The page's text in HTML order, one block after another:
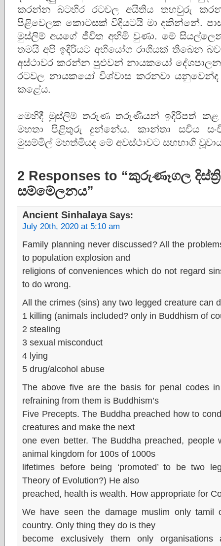
කරන්න බටහිර රටවල අයිතිය තහවුරු
පිළිවෙලක කොටසක් විදියටයි මා දකින්නේ.
මුස්ලිම් අයගේ ජීවිත අහිමි වුණා. මේ
තමයි අපි ඉදිරියට අභියෝග රාශියක් තිබෙන
අස්ථාවර කරන්න පුළුවන් නායකයෝ
රටවල නායකයෝ විශ්වාස කරනවා යනුවෙන්ද
කළේය.
මෙහිදී මුස්ලිම් තරුණ තරුණියන් ඉදිරිපත් කළ
මහතා පිළිතුරු දුන්නේය. කාන්තා සවිය
මුසම්මිල් මහත්මියද මේ අවස්ථාවට සහභාගි
2 Responses to “කුරුණෑගල
සම්මේලනය”
Ancient SinhalayaSays:
July 20th, 2020 at 5:10 am
Family planning never discussed? All the
to population explosion and
religions of conveniences which do not regard
to do wrong.
All the crimes (sins) any two legged creature can
1 killing (animals included? only in Buddhism of
2 stealing
3 sexual misconduct
4 lying
5 drug/alcohol abuse
The above five are the basis for penal codes
refraining from them is Buddhism’s
Five Precepts. The Buddha preached how to
creatures and make the next
one even better. The Buddha preached,
animal kingdom for 100s of 1000s
lifetimes before being ‘promoted’ to be two
Theory of Evolution?) He also
preached, health is wealth. How appropriate for
We have seen the damage muslim only tamil
country. Only thing they do is they
become exclusively them only